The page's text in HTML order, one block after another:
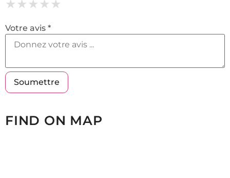
★ ★ ★ ★ ★
Votre avis *
FIND ON MAP